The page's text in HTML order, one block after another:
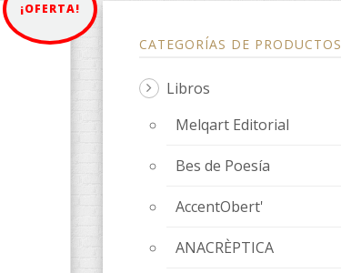
¡OFERTA!
CATEGORÍAS DE PRODUCTOS
Libros
Melqart Editorial
Bes de Poesía
AccentObert'
ANACRÈPTICA